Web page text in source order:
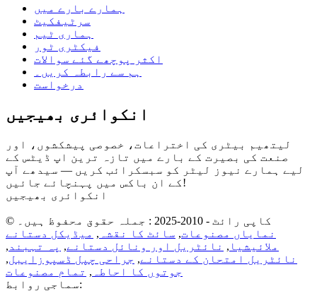
ہمارے بارے میں
سرٹیفکیٹ
ہماری ٹیم
فیکٹری ٹور
اکثر پوچھے گئے سوالات
ہم سے رابطہ کریں۔
درخواست
انکوائری بھیجیں
لیتھیم بیٹری کی اختراعات، خصوصی پیشکشوں، اور
صنعت کی بصیرت کے بارے میں تازہ ترین اپ ڈیٹس کے
لیے ہمارے نیوز لیٹر کو سبسکرائب کریں — سیدھے آپ
کے ان باکس میں پہنچائے جائیں!
انکوائری بھیجیں
© کاپی رائٹ - 2010-2025 : جملہ حقوق محفوظ ہیں۔
نمایاں مصنوعات, سائٹ کا نقشہ , میڈیکل دستانے
ملائیشیا , نائٹریل اور ونائل دستانے, پہ تہبند ,
نائٹریل امتحان کے دستانے, جراحی چپل ڈسپوزایبل,
جوتوں کا احاطہ , تمام مصنوعات
سماجی روابط: